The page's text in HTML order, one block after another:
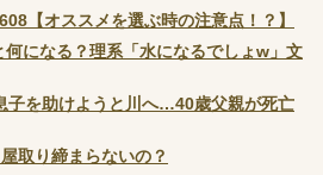
【オススメを選ぶ時の注意点！？】
何になる？理系「水になるでしょw」文
子を助けようと川へ…40歳父親が死亡
取り締まらないの？